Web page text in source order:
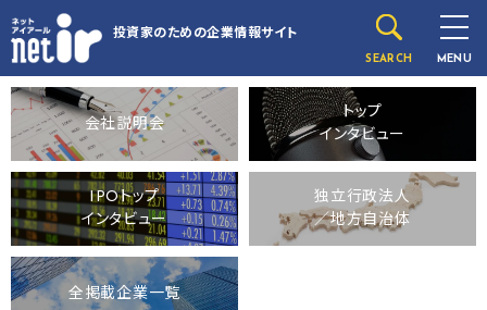
投資家のための企業情報サイト
SEARCH MENU
会社説明会
トップ
インタビュー
IPOトップ
インタビュー
独立行政法人
／地方自治体
全掲載企業一覧